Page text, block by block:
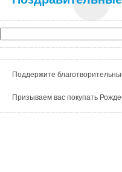
Поддержите
Призываем вас покупать